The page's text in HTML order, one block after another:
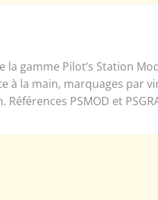
gamme Pilot’s Station
à la main, marquages par
PSMOD et